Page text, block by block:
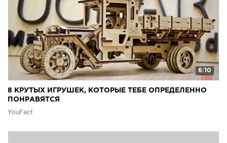
6:10
8 КРУТЫХ ИГРУШЕК, КОТОРЫЕ ТЕБЕ ОПРЕДЕЛЕННО
ПОНРАВЯТСЯ
YouFact